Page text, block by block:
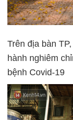
Trên địa bàn
hành nghiêm
bệnh Covid-19